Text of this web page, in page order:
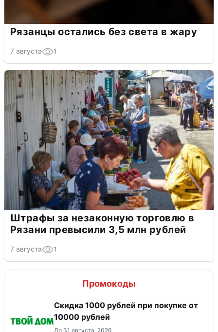
Рязанцы остались без света в жару
7 августа 1
Штрафы за незаконную торговлю в
Рязани превысили 3,5 млн рублей
7 августа 1
Промокоды
Скидка 1000 рублей при покупке от
10000 рублей
До 31 августа, 2026